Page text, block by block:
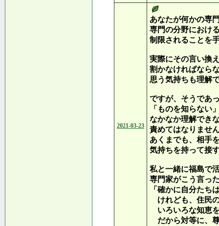
2021-03-23
あなたが何かの専
専門の分野におけ
制限されることを
実際にその言い換
割かなければなら
思う気持ちも理解
ですが、そうであ
「ものを知らない
なかなか理解でき
責めてはなりませ
あくまでも、相手
気持ちを持って接
私と一緒に福島で
専門家がこう言っ
「確かに自分たち
けれども、住民
いろいろな知恵
だから対等に、